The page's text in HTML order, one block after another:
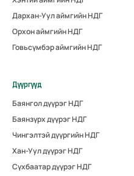
Дархан-Уул аймгийн НДГ
Орхон аймгийн НДГ
Говьсүмбэр аймгийн НДГ
Дүүргүүд
Баянгол дүүрэг НДГ
Баянзүрх дүүрэг НДГ
Чингэлтэй дүүргийн НДГ
Хан-Уул дүүрэг НДГ
Сүхбаатар дүүрэг НДГ